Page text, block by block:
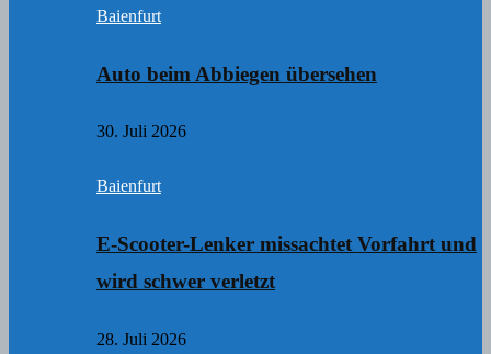
Baienfurt
Auto beim Abbiegen übersehen
30. Juli 2026
Baienfurt
E-Scooter-Lenker missachtet Vorfahrt und
wird schwer verletzt
28. Juli 2026